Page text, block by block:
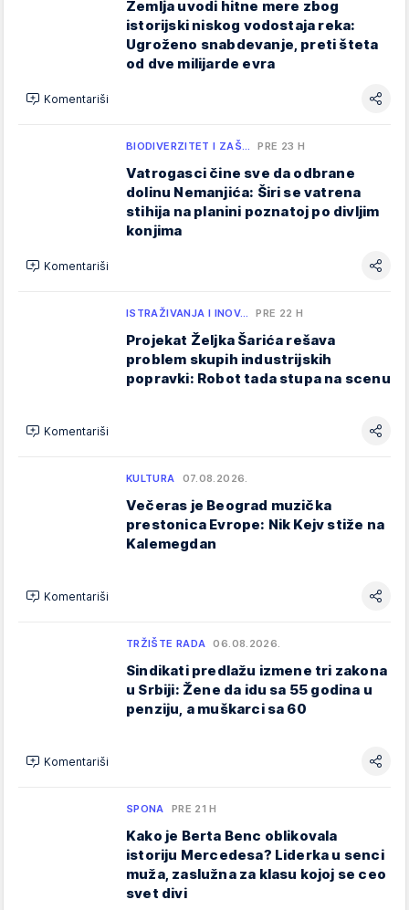
Zemlja uvodi hitne mere zbog
istorijski niskog vodostaja reka:
Ugroženo snabdevanje, preti šteta
od dve milijarde evra
Komentariši
BIODIVERZITET I ZAŠ… PRE 23 H
Vatrogasci čine sve da odbrane
dolinu Nemanjića: Širi se vatrena
stihija na planini poznatoj po divljim
konjima
Komentariši
ISTRAŽIVANJA I INOV… PRE 22 H
Projekat Željka Šarića rešava
problem skupih industrijskih
popravki: Robot tada stupa na scenu
Komentariši
KULTURA 07.08.2026.
Večeras je Beograd muzička
prestonica Evrope: Nik Kejv stiže na
Kalemegdan
Komentariši
TRŽIŠTE RADA 06.08.2026.
Sindikati predlažu izmene tri zakona
u Srbiji: Žene da idu sa 55 godina u
penziju, a muškarci sa 60
Komentariši
SPONA PRE 21 H
Kako je Berta Benc oblikovala
istoriju Mercedesa? Liderka u senci
muža, zaslužna za klasu kojoj se ceo
svet divi